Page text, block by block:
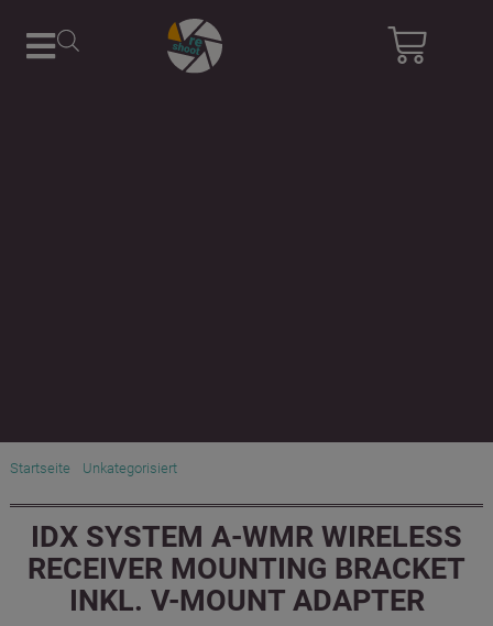
Startseite Unkategorisiert/ IDX System A-WMR Wireless Receiver
IDX SYSTEM A-WMR WIRELESS
RECEIVER MOUNTING BRACKET
INKL. V-MOUNT ADAPTER